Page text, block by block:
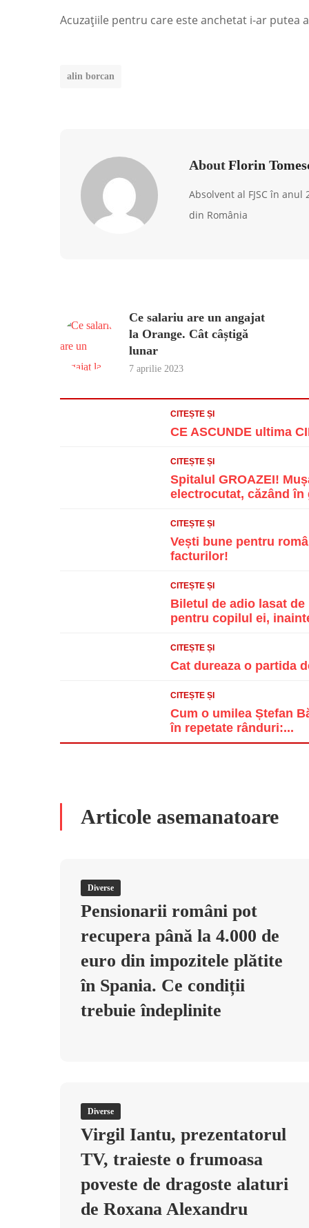
Acuzaţiile pentru care este anchetat i-ar putea
alin borcan
AboutFlorin
Absolvent al FJSC în
din România
Ce salariu are un angajat
la Orange. Cât câștigă
lunar
7 aprilie 2023
CITEȘTE ȘI
CE ASCUNDE ultima
CITEȘTE ȘI
Spitalul GROAZEI!
electrocutat, căzând în
CITEȘTE ȘI
Vești bune pentru
facturilor!
CITEȘTE ȘI
Biletul de adio lasat
pentru copilul ei,
CITEȘTE ȘI
Cat dureaza o partida
CITEȘTE ȘI
Cum o umilea Ștefan
în repetate rânduri:...
Articole asemanatoare
Diverse
Pensionarii români pot
recupera până la 4.000 de
euro din impozitele plătite
în Spania. Ce condiții
trebuie îndeplinite
Diverse
Virgil Iantu, prezentatorul
TV, traieste o frumoasa
poveste de dragoste alaturi
de Roxana Alexandru